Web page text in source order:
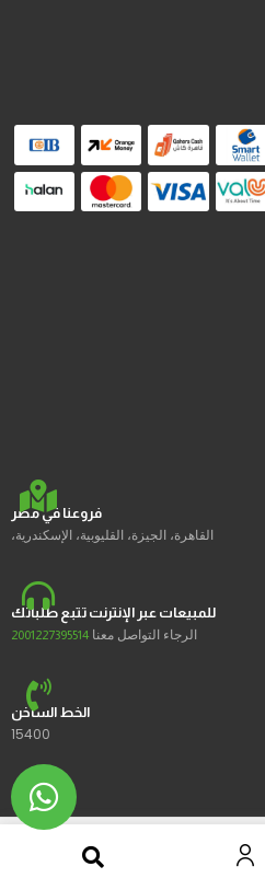
فروعنا في مصر
القاهرة، الجيزة، القليوبية، الإسكندرية،
للمبيعات عبر الإنترنت تتبع طلباتك
الرجاء التواصل معنا 2001227395514
الخط الساخن
15400